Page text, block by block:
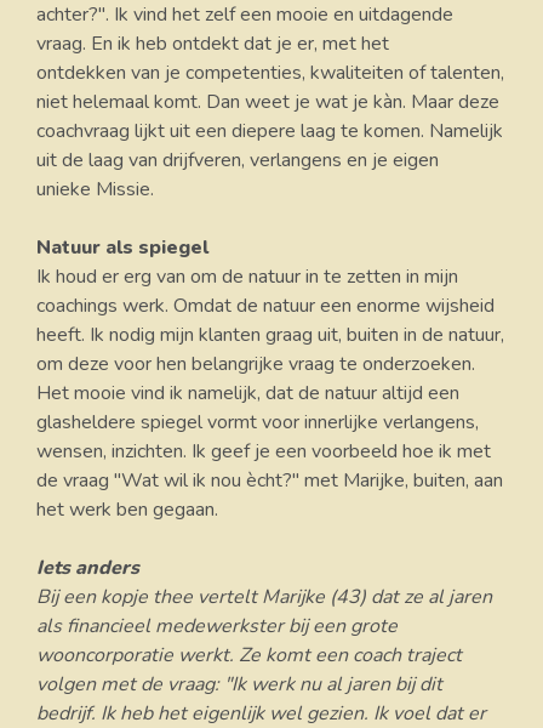
achter?". Ik vind het zelf een mooie en uitdagende
vraag. En ik heb ontdekt dat je er, met het
ontdekken van je competenties, kwaliteiten of talenten,
niet helemaal komt. Dan weet je wat je kàn. Maar deze
coachvraag lijkt uit een diepere laag te komen. Namelijk
uit de laag van drijfveren, verlangens en je eigen
unieke Missie.
Natuur als spiegel
Ik houd er erg van om de natuur in te zetten in mijn
coachings werk. Omdat de natuur een enorme wijsheid
heeft. Ik nodig mijn klanten graag uit, buiten in de natuur,
om deze voor hen belangrijke vraag te onderzoeken.
Het mooie vind ik namelijk, dat de natuur altijd een
glasheldere spiegel vormt voor innerlijke verlangens,
wensen, inzichten. Ik geef je een voorbeeld hoe ik met
de vraag "Wat wil ik nou ècht?" met Marijke, buiten, aan
het werk ben gegaan.
Iets anders
Bij een kopje thee vertelt Marijke (43) dat ze al jaren
als financieel medewerkster bij een grote
wooncorporatie werkt. Ze komt een coach traject
volgen met de vraag: "Ik werk nu al jaren bij dit
bedrijf. Ik heb het eigenlijk wel gezien. Ik voel dat er